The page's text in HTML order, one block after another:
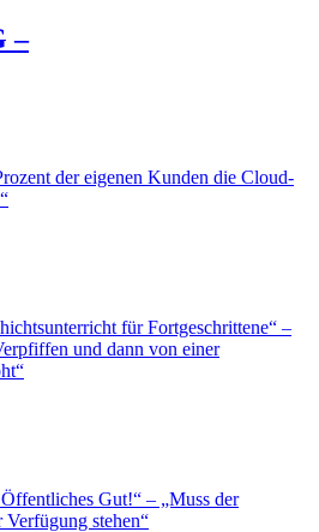
–
der eigenen Kunden die Cloud-
für Fortgeschrittene“ –
und dann von einer
Gut!“ – „Muss der
stehen“